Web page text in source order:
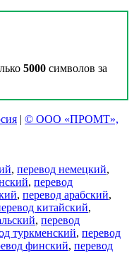
5000 символов за
| © ООО «ПРОМТ»,
, перевод немецкий,
, перевод
, перевод арабский,
китайский,
, перевод
туркменский, перевод
финский, перевод